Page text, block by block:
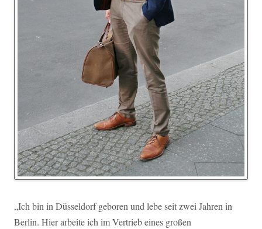
„Ich bin in Düsseldorf geboren und lebe seit zwei Jahren in
Berlin. Hier arbeite ich im Vertrieb eines großen